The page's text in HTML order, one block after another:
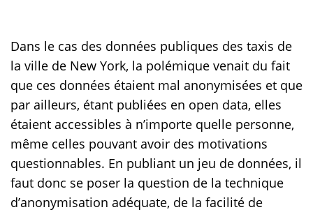
Dans le cas des données publiques des taxis de
la ville de New York, la polémique venait du fait
que ces données étaient mal anonymisées et que
par ailleurs, étant publiées en open data, elles
étaient accessibles à n’importe quelle personne,
même celles pouvant avoir des motivations
questionnables. En publiant un jeu de données, il
faut donc se poser la question de la technique
d’anonymisation adéquate, de la facilité de